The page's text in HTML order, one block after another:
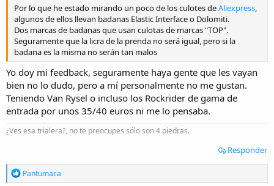
Por lo que he estado mirando un poco de los culotes deAliexpress
algunos de ellos llevan badanas Elastic Interface o Dolomiti.
Dos marcas de badanas que usan culotas de marcas "TOP".
Seguramente que la licra de la prenda no será igual, pero si la
badana es la misma no serán tan malos
Yo doy mi feedback, seguramente haya gente que les vayan
bien no lo dudo, pero a mí personalmente no me gustan.
Teniendo Van Rysel o incluso los Rockrider de gama de
entrada por unos 35/40 euros ni me lo pensaba.
¿Ves esa trialera?, no te preocupes sólo son 4 piedras.
Responder
R
e
Pantumaca